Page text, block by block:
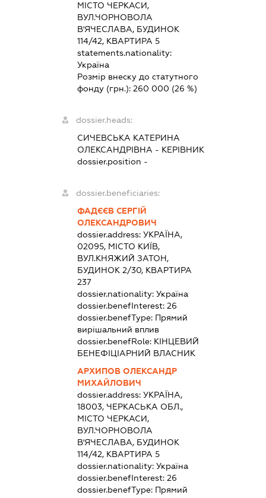
МІСТО ЧЕРКАСИ,
ВУЛ.ЧОРНОВОЛА
В'ЯЧЕСЛАВА, БУДИНОК
114/42, КВАРТИРА 5
statements.nationality:
Україна
Розмір внеску до статутного
фонду (грн.):260 000 (26 %)
dossier.heads:
СИЧЕВСЬКА КАТЕРИНА
ОЛЕКСАНДРІВНА - КЕРІВНИК
dossier.position -
dossier.beneficiaries:
ФАДЄЄВ СЕРГІЙ
ОЛЕКСАНДРОВИЧ
dossier.address:УКРАЇНА,
02095, МІСТО КИЇВ,
ВУЛ.КНЯЖИЙ ЗАТОН,
БУДИНОК 2/30, КВАРТИРА
237
dossier.nationality:Україна
dossier.benefInterest:26
dossier.benefType: Прямий
вирішальний вплив
dossier.benefRole: КІНЦЕВИЙ
БЕНЕФІЦІАРНИЙ ВЛАСНИК
АРХИПОВ ОЛЕКСАНДР
МИХАЙЛОВИЧ
dossier.address:УКРАЇНА,
18003, ЧЕРКАСЬКА ОБЛ.,
МІСТО ЧЕРКАСИ,
ВУЛ.ЧОРНОВОЛА
В'ЯЧЕСЛАВА, БУДИНОК
114/42, КВАРТИРА 5
dossier.nationality:Україна
dossier.benefInterest:26
dossier.benefType: Прямий